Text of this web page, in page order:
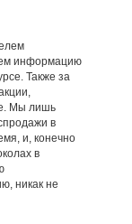
информацию
Также за
Мы лишь
в
и, конечно
в
никак не